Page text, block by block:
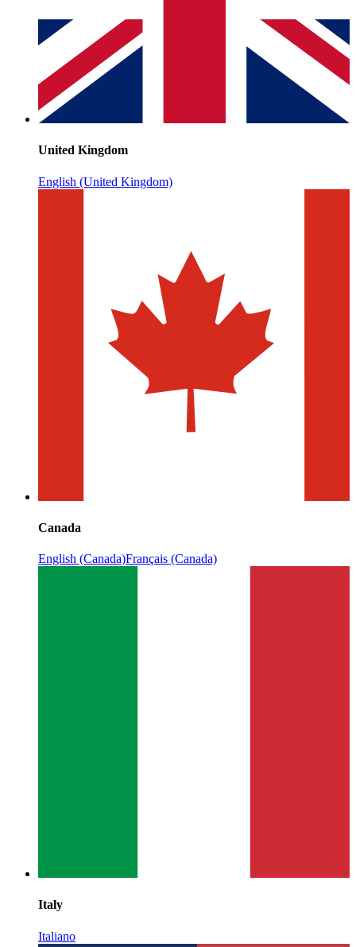
United Kingdom
English (United Kingdom)
Canada
English (Canada)Français (Canada)
Italy
Italiano